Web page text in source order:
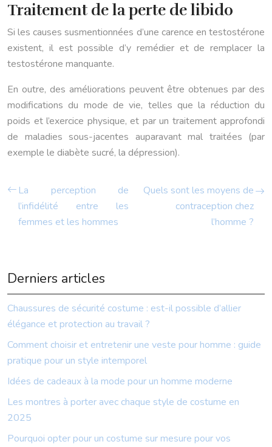
Traitement de la perte de libido
Si les causes susmentionnées d’une carence en testostérone
existent, il est possible d’y remédier et de remplacer la
testostérone manquante.
En outre, des améliorations peuvent être obtenues par des
modifications du mode de vie, telles que la réduction du
poids et l’exercice physique, et par un traitement approfondi
de maladies sous-jacentes auparavant mal traitées (par
exemple le diabète sucré, la dépression).
La perception de
l’infidélité entre les
femmes et les hommes
Quels sont les moyens de
contraception chez
l’homme ?
Derniers articles
Chaussures de sécurité costume : est-il possible d’allier
élégance et protection au travail ?
Comment choisir et entretenir une veste pour homme : guide
pratique pour un style intemporel
Idées de cadeaux à la mode pour un homme moderne
Les montres à porter avec chaque style de costume en
2025
Pourquoi opter pour un costume sur mesure pour vos